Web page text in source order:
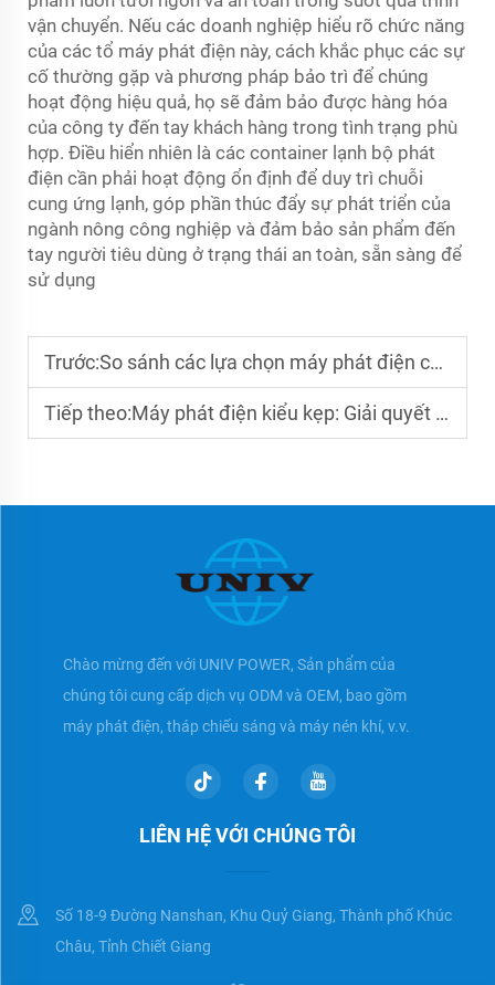
vận chuyển. Nếu các doanh nghiệp hiểu rõ chức năng
của các tổ máy phát điện này, cách khắc phục các sự
cố thường gặp và phương pháp bảo trì để chúng
hoạt động hiệu quả, họ sẽ đảm bảo được hàng hóa
của công ty đến tay khách hàng trong tình trạng phù
hợp. Điều hiển nhiên là các container lạnh bộ phát
điện cần phải hoạt động ổn định để duy trì chuỗi
cung ứng lạnh, góp phần thúc đẩy sự phát triển của
ngành nông công nghiệp và đảm bảo sản phẩm đến
tay người tiêu dùng ở trạng thái an toàn, sẵn sàng để
sử dụng
Trước:So sánh các lựa chọn máy phát điện cho container lạnh
Tiếp theo:Máy phát điện kiểu kẹp: Giải quyết các vấn đề liên quan đến container làm lạnh
Chào mừng đến với UNIV POWER, Sản phẩm của
chúng tôi cung cấp dịch vụ ODM và OEM, bao gồm
máy phát điện, tháp chiếu sáng và máy nén khí, v.v.
LIÊN HỆ VỚI CHÚNG TÔI
Số 18-9 Đường Nanshan, Khu Quỷ Giang, Thành phố Khúc
Châu, Tỉnh Chiết Giang